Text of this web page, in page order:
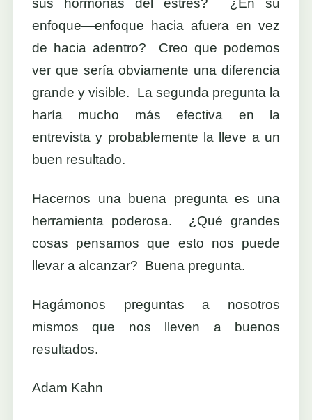
sus hormonas del estrés? ¿En su
enfoque—enfoque hacia afuera en vez
de hacia adentro? Creo que podemos
ver que sería obviamente una diferencia
grande y visible. La segunda pregunta la
haría mucho más efectiva en la
entrevista y probablemente la lleve a un
buen resultado.
Hacernos una buena pregunta es una
herramienta poderosa. ¿Qué grandes
cosas pensamos que esto nos puede
llevar a alcanzar? Buena pregunta.
Hagámonos preguntas a nosotros
mismos que nos lleven a buenos
resultados.
Adam Kahn